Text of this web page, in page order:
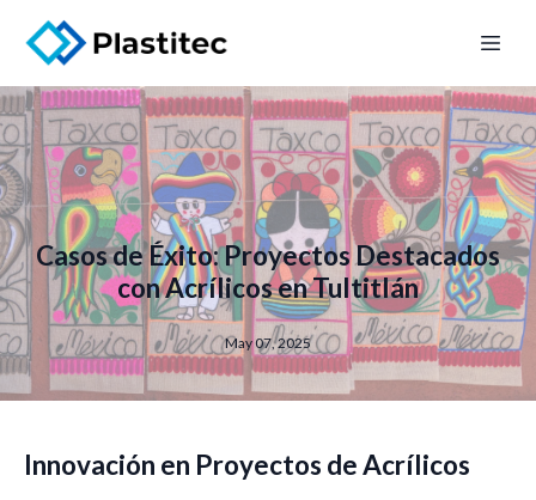
Casos de Éxito: Proyectos Destacados
con Acrílicos en Tultitlán
May 07, 2025
Innovación en Proyectos de Acrílicos